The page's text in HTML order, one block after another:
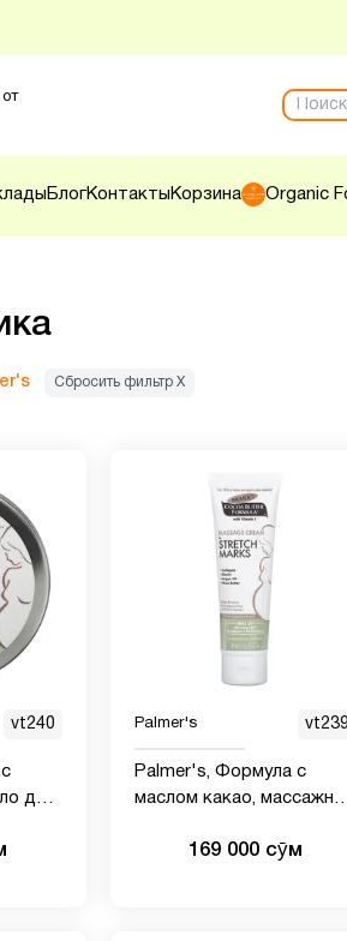
БлогКонтакты Корзина Organic
Сбросить фильтр Х
vt240
для
Palmer's vt239
Palmer's, Формула с
маслом какао, массажный
(125 г)(9)169 000 сӯм